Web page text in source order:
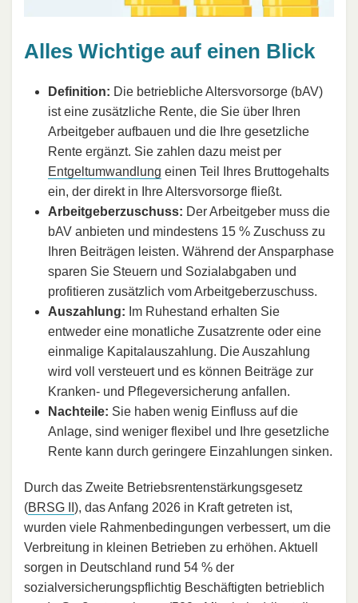
Alles Wichtige auf einen Blick
Definition: Die betriebliche Altersvorsorge (bAV)
ist eine zusätzliche Rente, die Sie über Ihren
Arbeitgeber aufbauen und die Ihre gesetzliche
Rente ergänzt. Sie zahlen dazu meist per
Entgeltumwandlung einen Teil Ihres Bruttogehalts
ein, der direkt in Ihre Altersvorsorge fließt.
Arbeitgeberzuschuss: Der Arbeitgeber muss die
bAV anbieten und mindestens 15 % Zuschuss zu
Ihren Beiträgen leisten. Während der Ansparphase
sparen Sie Steuern und Sozialabgaben und
profitieren zusätzlich vom Arbeitgeberzuschuss.
Auszahlung: Im Ruhestand erhalten Sie
entweder eine monatliche Zusatzrente oder eine
einmalige Kapitalauszahlung. Die Auszahlung
wird voll versteuert und es können Beiträge zur
Kranken- und Pflegeversicherung anfallen.
Nachteile: Sie haben wenig Einfluss auf die
Anlage, sind weniger flexibel und Ihre gesetzliche
Rente kann durch geringere Einzahlungen sinken.
Durch das Zweite Betriebsrentenstärkungsgesetz
(BRSG II ), das Anfang 2026 in Kraft getreten ist,
wurden viele Rahmenbedingungen verbessert, um die
Verbreitung in kleinen Betrieben zu erhöhen. Aktuell
sorgen in Deutschland rund 54 % der
sozialversicherungspflichtig Beschäftigten betrieblich